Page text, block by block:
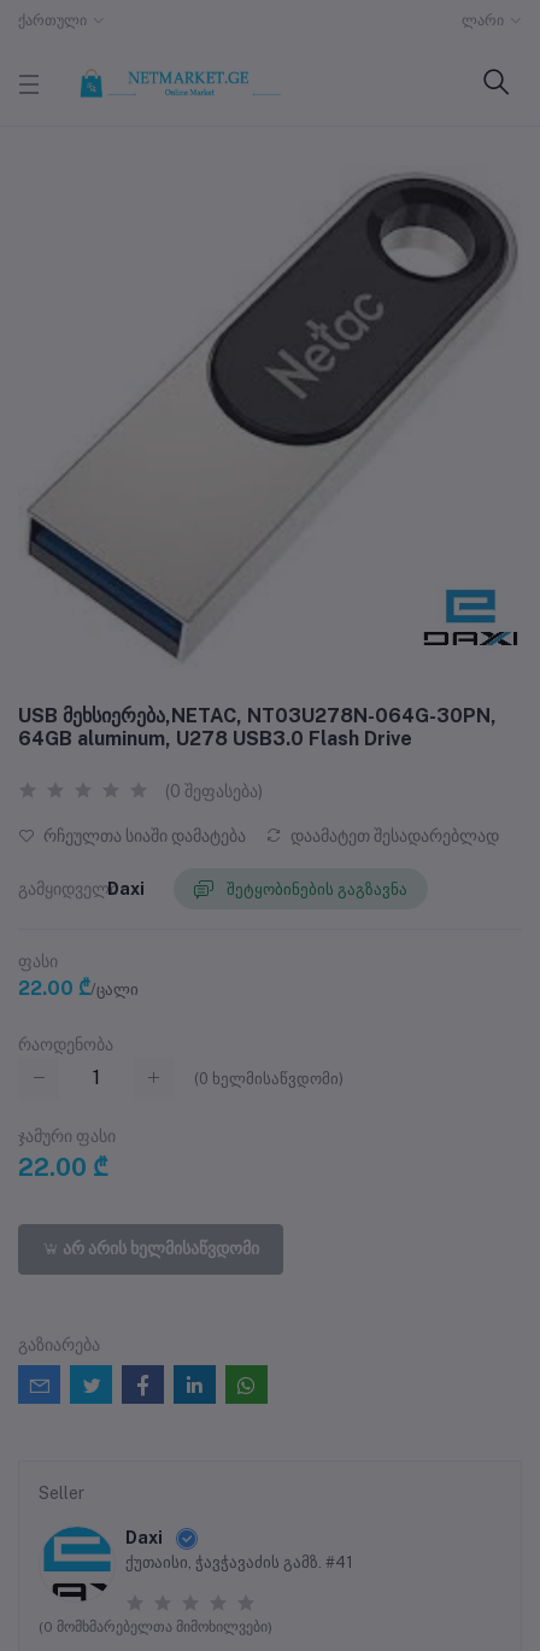
ქართული ლარი
USB მეხსიერება,NETAC, NT03U278N-064G-30PN,
64GB aluminum, U278 USB3.0 Flash Drive
(0 შეფასება)
რჩეულთა სიაში დამატება დაამატეთ შესადარებლად
გამყიდველიDaxi შეტყობინების გაგზავნა
ფასი
22.00 ₾/ცალი
რაოდენობა
(0 ხელმისაწვდომი)
ჯამური ფასი
22.00 ₾
არ არის ხელმისაწვდომი
გაზიარება
Seller
Daxi
ქუთაისი, ჭავჭავაძის გამზ. #41
(0 მომხმარებელთა მიმოხილვები)